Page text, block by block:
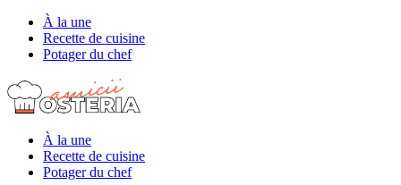
À la une
Recette de cuisine
Potager du chef
À la une
Recette de cuisine
Potager du chef